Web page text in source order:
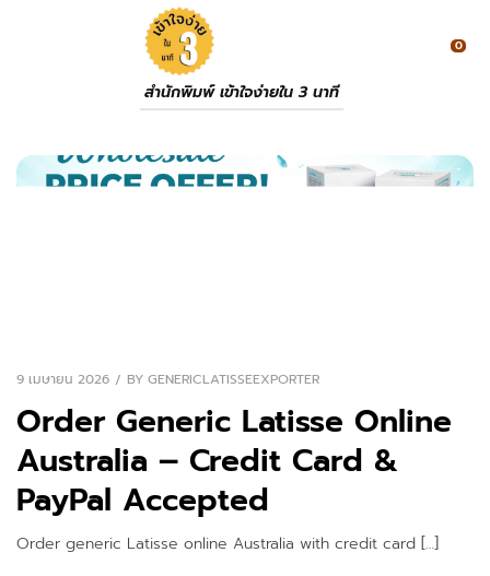
สำนักพิมพ์ เข้าใจง่ายใน 3 นาที
0
9 เมษายน 2026 BY GENERICLATISSEEXPORTER
Order Generic Latisse Online
Australia – Credit Card &
PayPal Accepted
Order generic Latisse online Australia with credit card […]